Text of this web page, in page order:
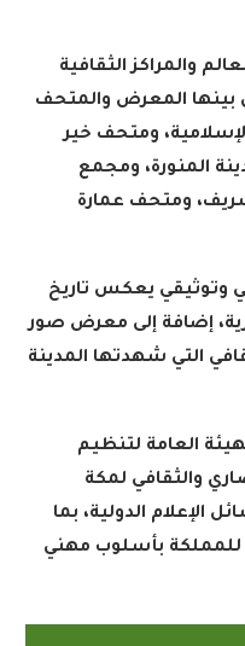
والمراكز الثقافية
بينها المعرض والمتحف
ومتحف خير
المنورة، ومجمع
ومتحف عمارة
وتوثيقي يعكس تاريخ
إضافة إلى معرض صور
التي شهدتها المدينة
العامة لتنظيم
والثقافي لمكة
الإعلام الدولية، بما
بأسلوب مهني